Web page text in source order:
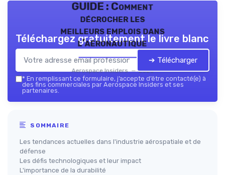
GUIDE : Comment
décrocher les
meilleurs emplois dans
l’aéronautique
Aerospace Insiders — 2026
Téléchargez gratuitement le livre blanc
➔ Télécharger
* En remplissant ce formulaire, j’accepte d’être contacté(e) à
des fins commerciales par Aerospace Insiders et ses
partenaires.
SOMMAIRE
Les tendances actuelles dans l'industrie aérospatiale et de
défense
Les défis technologiques et leur impact
L'importance de la durabilité